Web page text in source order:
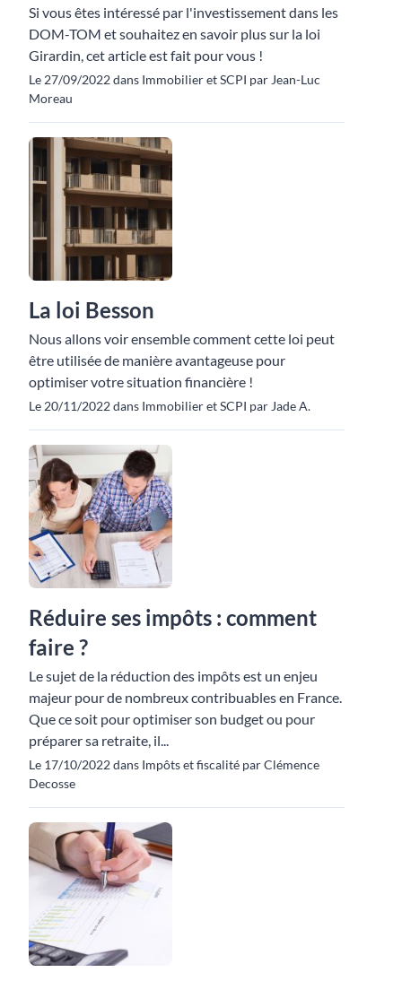
Si vous êtes intéressé par l'investissement dans les
DOM-TOM et souhaitez en savoir plus sur la loi
Girardin, cet article est fait pour vous !
Le 27/09/2022 dans Immobilier et SCPI par Jean-Luc
Moreau
La loi Besson
Nous allons voir ensemble comment cette loi peut
être utilisée de manière avantageuse pour
optimiser votre situation financière !
Le 20/11/2022 dans Immobilier et SCPI par Jade A.
Réduire ses impôts : comment
faire ?
Le sujet de la réduction des impôts est un enjeu
majeur pour de nombreux contribuables en France.
Que ce soit pour optimiser son budget ou pour
préparer sa retraite, il...
Le 17/10/2022 dans Impôts et fiscalité par Clémence
Decosse